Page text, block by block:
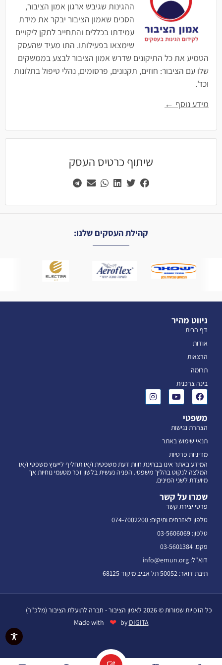
ההגינות שגיבש ארגון אמון הציבור,
הסכים שאמון הציבור יבקר את מידת
עמידתו בכללים והתחייב לתקן ליקויים
שימצאו בפעילותו. התו מעיד שהעסק
הטמיע את כל התיקונים שדרש אמון הציבור לבצע בממשקים
שלו עם הציבור: חוזים, תקנונים, פרסומים, נהלי טיפול בתלונות
וכד'.
מידע נוסף ←
שיתוף כרטיס העסק
קהילת העסקים שלנו:
ניווט מהיר
דף הבית
אודות
הרצאות
תרומה
בינה צרכנית
משפטי
הצהרת נגישות
תנאי שימוש באתר
מדיניות פרטיות
המידע באתר אינו בבחינת חוות דעת משפטית ו/או תחליף לייעוץ משפטי ו/או
המלצה לנקוט בהליך משפטי. הפניה נעשית בלשון זכר מטעמי נוחיות אך
מיועדת לשני המינים.
שמרו על קשר
פרטי יצירת קשר
טלפון לאזרחים ותיקים: 074-7002200
טלפון: 03-5606069
פקס. 03-5601384
דוא"ל: info@emun.org
תיבת דואר: 50052 תל אביב מיקוד 68125
כל הזכויות שמורות © 2026 לאמון הציבור - חברה לתועלת הציבור (מלכ"ר)
Made with
❤ by DIGITA